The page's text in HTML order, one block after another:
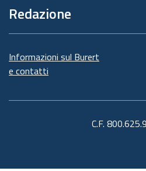
Redazione
Informazioni sul Burert
e contatti
C.F.